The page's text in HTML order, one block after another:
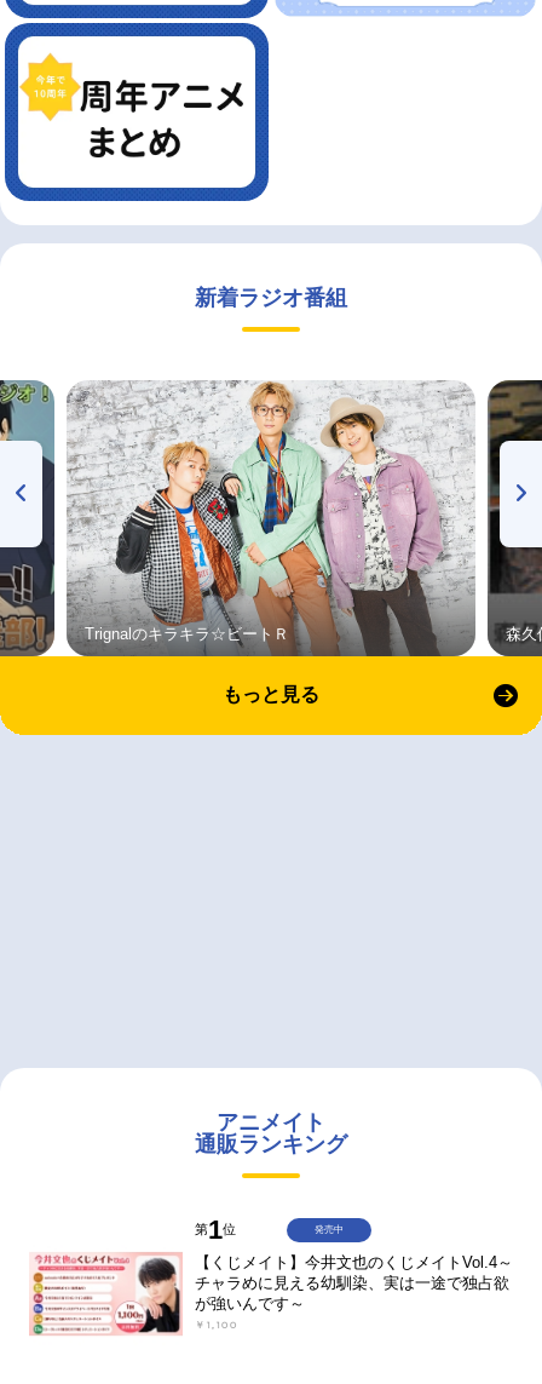
新着ラジオ番組
Trignalのキラキラ☆ビートＲ 森久
もっと見る
アニメイト
通販ランキング
第1位
【くじメイト】今井文也のくじメイトVol.4～
チャラめに見える幼馴染、実は一途で独占欲
が強いんです～
￥1,100
発売中